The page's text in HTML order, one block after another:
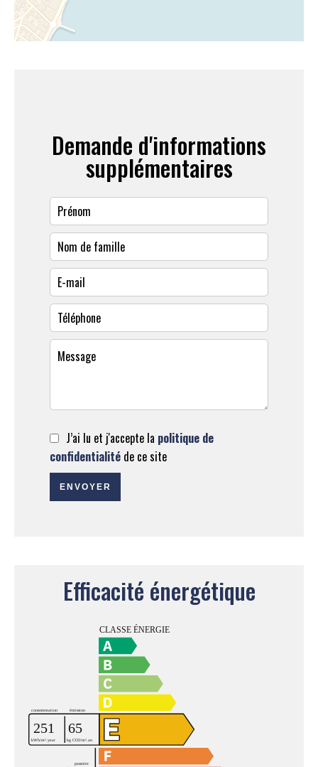
Demande d'informations
supplémentaires
J’ai lu et j'accepte la politique de
confidentialité de ce site
ENVOYER
Efficacité énergétique